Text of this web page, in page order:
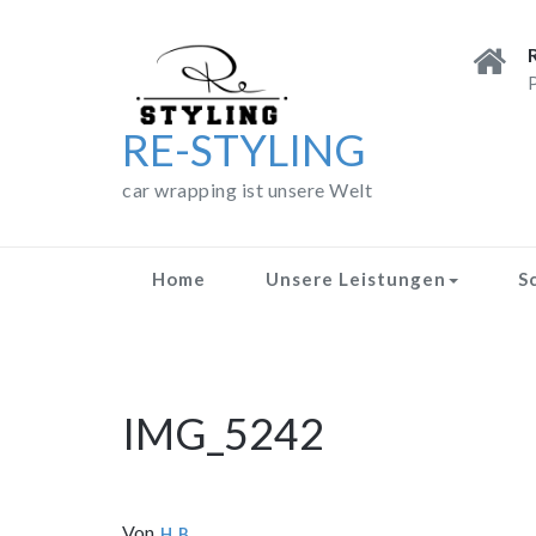
RE-STYLING
car wrapping ist unsere Welt
Home Unsere Leistungen
IMG_5242
Von